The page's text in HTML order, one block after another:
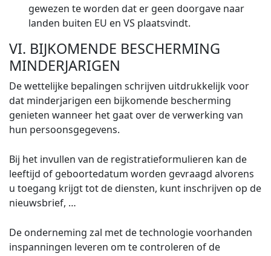
gewezen te worden dat er geen doorgave naar
landen buiten EU en VS plaatsvindt.
VI. BIJKOMENDE BESCHERMING
MINDERJARIGEN
De wettelijke bepalingen schrijven uitdrukkelijk voor
dat minderjarigen een bijkomende bescherming
genieten wanneer het gaat over de verwerking van
hun persoonsgegevens.
Bij het invullen van de registratieformulieren kan de
leeftijd of geboortedatum worden gevraagd alvorens
u toegang krijgt tot de diensten, kunt inschrijven op de
nieuwsbrief, …
De onderneming zal met de technologie voorhanden
inspanningen leveren om te controleren of de